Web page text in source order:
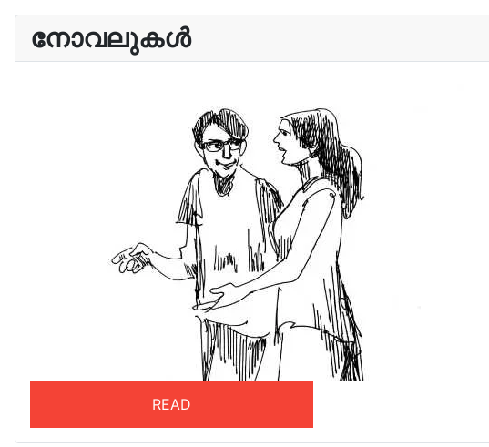
നോവലുകൾ
READ